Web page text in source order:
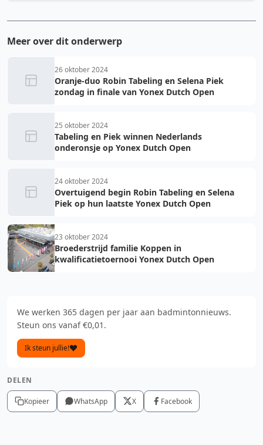
Meer over dit onderwerp
26 oktober 2024
Oranje-duo Robin Tabeling en Selena Piek
zondag in finale van Yonex Dutch Open
25 oktober 2024
Tabeling en Piek winnen Nederlands
onderonsje op Yonex Dutch Open
24 oktober 2024
Overtuigend begin Robin Tabeling en Selena
Piek op hun laatste Yonex Dutch Open
23 oktober 2024
Broederstrijd familie Koppen in
kwalificatietoernooi Yonex Dutch Open
We werken 365 dagen per jaar aan badmintonnieuws.
Steun ons vanaf €0,01.
Ik steun jullie!
DELEN
Kopieer WhatsApp X Facebook